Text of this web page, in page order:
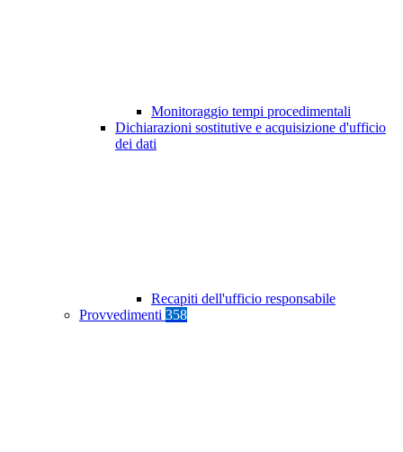
Monitoraggio tempi procedimentali
Dichiarazioni sostitutive e acquisizione d'ufficio
dei dati
Recapiti dell'ufficio responsabile
Provvedimenti 358